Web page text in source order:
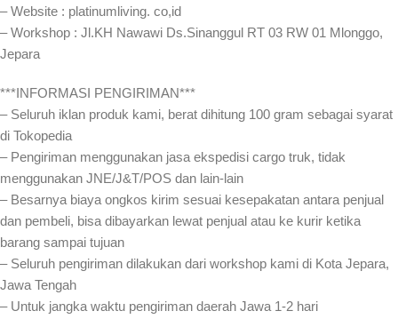
– Website : platinumliving. co,id
– Workshop : Jl.KH Nawawi Ds.Sinanggul RT 03 RW 01 Mlonggo,
Jepara
***INFORMASI PENGIRIMAN***
– Seluruh iklan produk kami, berat dihitung 100 gram sebagai syarat
di Tokopedia
– Pengiriman menggunakan jasa ekspedisi cargo truk, tidak
menggunakan JNE/J&T/POS dan lain-lain
– Besarnya biaya ongkos kirim sesuai kesepakatan antara penjual
dan pembeli, bisa dibayarkan lewat penjual atau ke kurir ketika
barang sampai tujuan
– Seluruh pengiriman dilakukan dari workshop kami di Kota Jepara,
Jawa Tengah
– Untuk jangka waktu pengiriman daerah Jawa 1-2 hari